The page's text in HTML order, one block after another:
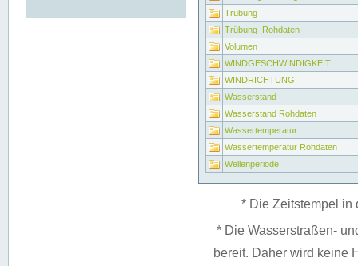
Trübung
Trübung_Rohdaten
Volumen
WINDGESCHWINDIGKEIT
WINDRICHTUNG
Wasserstand
Wasserstand Rohdaten
Wassertemperatur
Wassertemperatur Rohdaten
Wellenperiode
* Die Zeitstempel in
* Die Wasserstraßen-
bereit. Daher wird keine